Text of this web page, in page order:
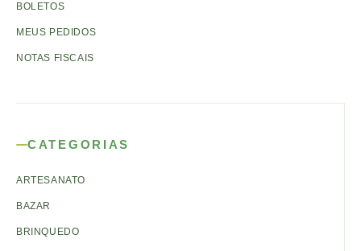
BOLETOS
MEUS PEDIDOS
NOTAS FISCAIS
CATEGORIAS
ARTESANATO
BAZAR
BRINQUEDO